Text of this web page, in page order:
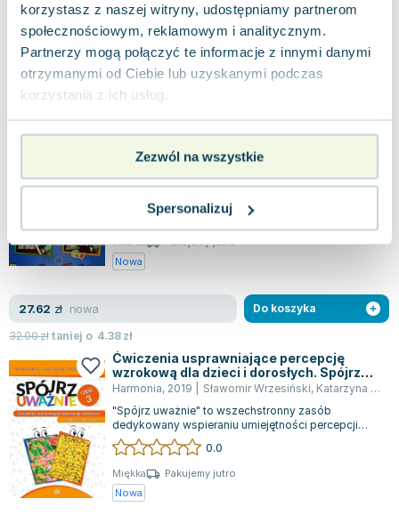
korzystasz z naszej witryny, udostępniamy partnerom
społecznościowym, reklamowym i analitycznym.
Partnerzy mogą połączyć te informacje z innymi danymi
otrzymanymi od Ciebie lub uzyskanymi podczas
korzystania z ich usług.
Zezwól na wszystkie
Spersonalizuj
Twarda
Pakujemy jutro
Nowa
15.53zł nowa
taniej o
Do koszyka
Mówienie jest ściśle związane z procesem
ma kluczowe znaczenie dla prawidłowego kszt...
0.0
Twarda
Pakujemy jutro
Nowa
27.62 zł nowa
32.00złtaniej o 4.38zł
Do koszyka
Ćwiczenia usprawniające percepcję
wzrokową dla dzieci i dorosłych. Spójrz
uważnie. Część 3
Harmonia, 2019 Sławomir Wrzesiński, Katarzyna Szłapa
"Spójrz uważnie" to wszechstronny zasób
dedykowany wspieraniu umiejętności percepcji
wzrokowej, nauki liter oraz czytania. Książka...
0.0
Miękka
Pakujemy jutro
Nowa